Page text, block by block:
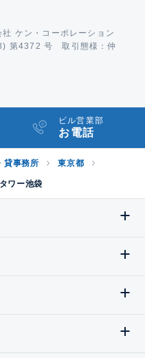
ケン・コーポレーション
第4372 号 取引態様：仲
ビル営業部
お電話
貸事務所 東京都
ワー池袋